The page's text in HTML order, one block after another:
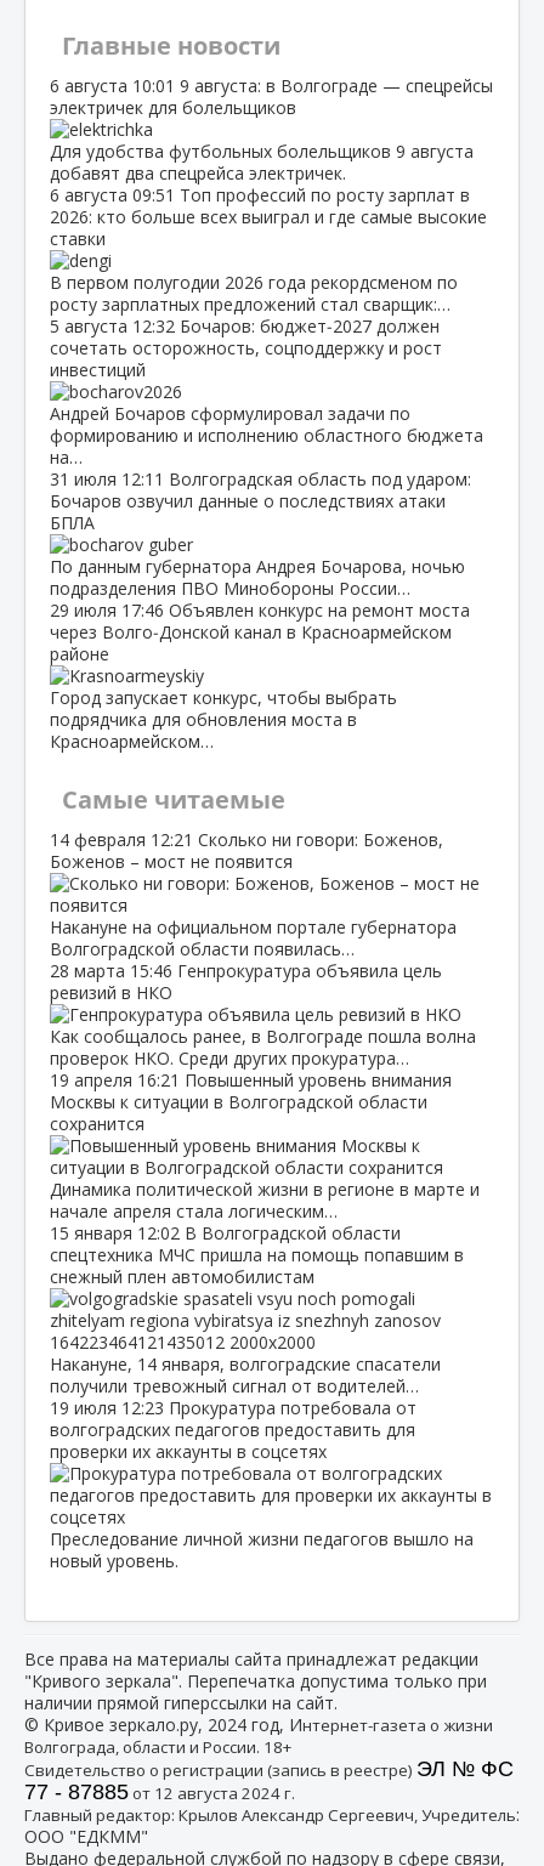
Главные новости
6 августа 10:01 9 августа: в Волгограде — спецрейсы
электричек для болельщиков
Для удобства футбольных болельщиков 9 августа
добавят два спецрейса электричек.
6 августа 09:51 Топ профессий по росту зарплат в
2026: кто больше всех выиграл и где самые высокие
ставки
В первом полугодии 2026 года рекордсменом по
росту зарплатных предложений стал сварщик:…
5 августа 12:32 Бочаров: бюджет‑2027 должен
сочетать осторожность, соцподдержку и рост
инвестиций
Андрей Бочаров сформулировал задачи по
формированию и исполнению областного бюджета
на…
31 июля 12:11 Волгоградская область под ударом:
Бочаров озвучил данные о последствиях атаки
БПЛА
По данным губернатора Андрея Бочарова, ночью
подразделения ПВО Минобороны России…
29 июля 17:46 Объявлен конкурс на ремонт моста
через Волго‑Донской канал в Красноармейском
районе
Город запускает конкурс, чтобы выбрать
подрядчика для обновления моста в
Красноармейском…
Самые читаемые
14 февраля 12:21 Сколько ни говори: Боженов,
Боженов – мост не появится
Накануне на официальном портале губернатора
Волгоградской области появилась…
28 марта 15:46 Генпрокуратура объявила цель
ревизий в НКО
Как сообщалось ранее, в Волгограде пошла волна
проверок НКО. Среди других прокуратура…
19 апреля 16:21 Повышенный уровень внимания
Москвы к ситуации в Волгоградской области
сохранится
Динамика политической жизни в регионе в марте и
начале апреля стала логическим…
15 января 12:02 В Волгоградской области
спецтехника МЧС пришла на помощь попавшим в
снежный плен автомобилистам
Накануне, 14 января, волгоградские спасатели
получили тревожный сигнал от водителей…
19 июля 12:23 Прокуратура потребовала от
волгоградских педагогов предоставить для
проверки их аккаунты в соцсетях
Преследование личной жизни педагогов вышло на
новый уровень.
Все права на материалы сайта принадлежат редакции
"Кривого зеркала". Перепечатка допустима только при
наличии прямой гиперссылки на сайт.
© Кривое зеркало.ру, 2024 год, Интернет-газета о жизни
Волгограда, области и России. 18+
Свидетельство о регистрации (запись в реестре) ЭЛ № ФС
77 - 87885от 12 августа 2024 г.
Главный редактор: Крылов Александр Сергеевич, Учредитель:
ООО "ЕДКММ"
Выдано федеральной службой по надзору в сфере связи,